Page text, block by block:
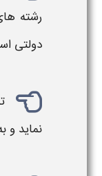
رشته
دولتی
نماید و